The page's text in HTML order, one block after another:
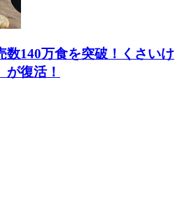
数140万食を突破！くさいけ
が復活！